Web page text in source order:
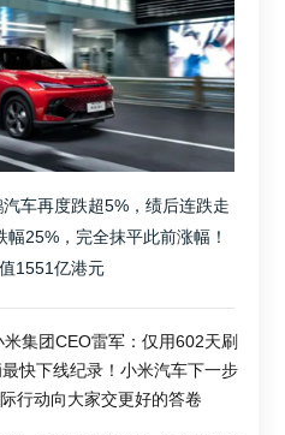
车再度跌超5%，绩后连跌走
25%，完全抹平此前涨幅！
1551亿港元
集团CEO雷军：仅用602天刷
快下线纪录！小米汽车下一步
行动向大家交更好的答卷